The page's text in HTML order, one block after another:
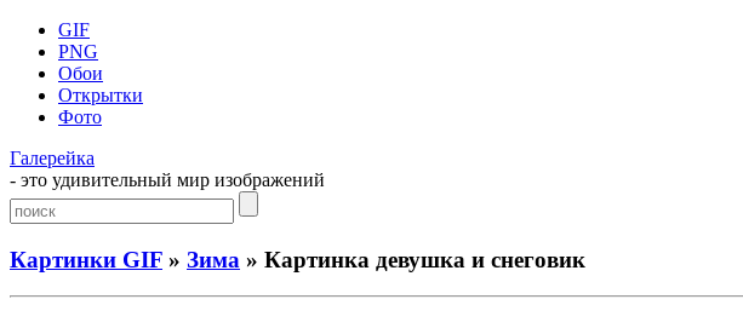
GIF
PNG
Обои
Открытки
Фото
Галерейка
- это удивительный мир изображений
Картинки GIF » Зима » Картинка девушка и снеговик